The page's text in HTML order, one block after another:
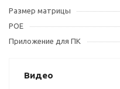
Размер матрицы
POE
Приложение для ПК
Видео